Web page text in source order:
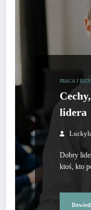
PRACA I
lidera
Dobry
ktoś, kto